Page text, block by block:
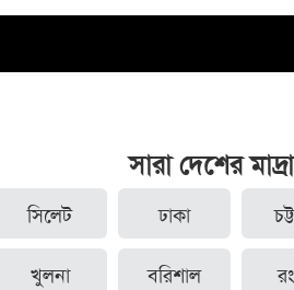
সারা দেশের
সিলেট ঢাকা
খুলনা বরিশাল